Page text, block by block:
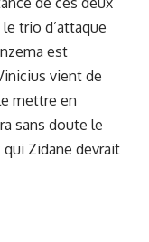
trio d’attaque
est
vient de
mettre en
sans doute le
qui Zidane devrait